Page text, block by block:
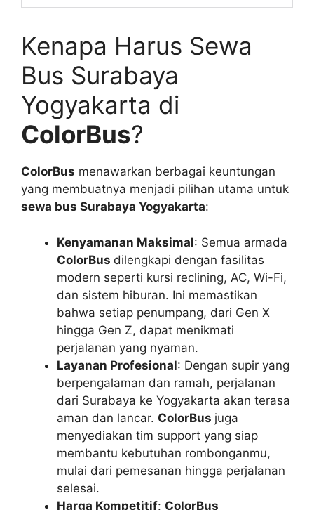
Kenapa Harus Sewa
Bus Surabaya
Yogyakarta di
ColorBus?
ColorBus menawarkan berbagai keuntungan
yang membuatnya menjadi pilihan utama untuk
sewa bus Surabaya Yogyakarta:
Kenyamanan Maksimal: Semua armada
ColorBus dilengkapi dengan fasilitas
modern seperti kursi reclining, AC, Wi-Fi,
dan sistem hiburan. Ini memastikan
bahwa setiap penumpang, dari Gen X
hingga Gen Z, dapat menikmati
perjalanan yang nyaman.
Layanan Profesional: Dengan supir yang
berpengalaman dan ramah, perjalanan
dari Surabaya ke Yogyakarta akan terasa
aman dan lancar. ColorBus juga
menyediakan tim support yang siap
membantu kebutuhan rombonganmu,
mulai dari pemesanan hingga perjalanan
selesai.
Harga Kompetitif: ColorBus